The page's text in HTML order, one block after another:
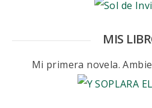
MIS
Mi primera novela.